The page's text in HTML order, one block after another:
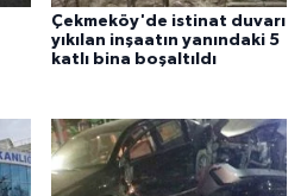
Çekmeköy'de istinat duvarı
yıkılan inşaatın yanındaki 5
katlı bina boşaltıldı